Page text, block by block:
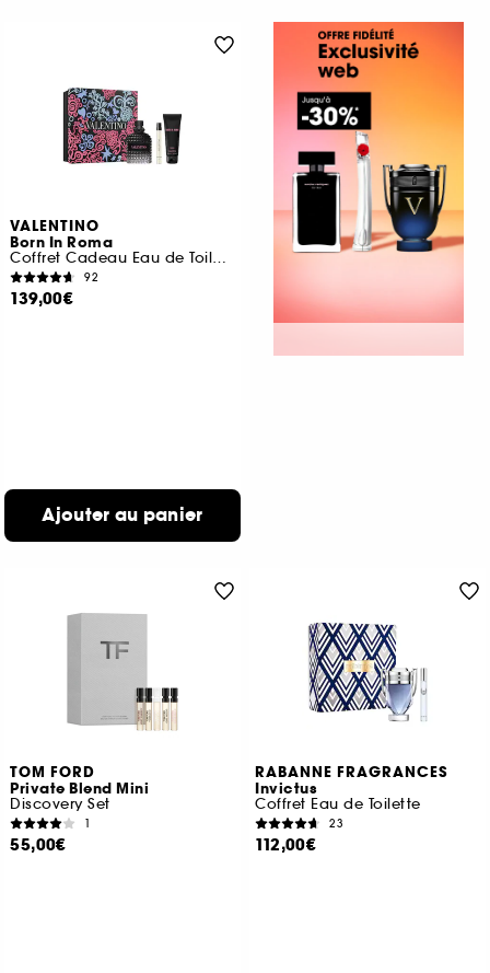
VALENTINO
Born In Roma
Coffret Cadeau Eau de Toilette Boisée Aromatique pour Homme
92
139,00€
Ajouter au panier
TOM FORD
Private Blend Mini
Discovery Set
1
55,00€
RABANNE FRAGRANCES
Invictus
Coffret Eau de Toilette
23
112,00€